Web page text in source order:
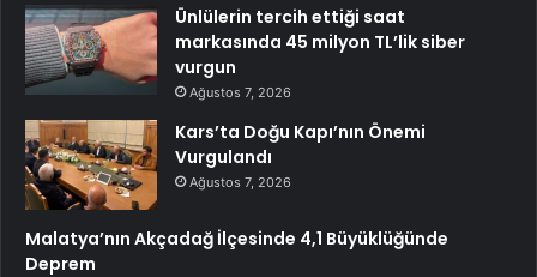
Ünlülerin tercih ettiği saat
markasında 45 milyon TL’lik siber
vurgun
Ağustos 7, 2026
Kars’ta Doğu Kapı’nın Önemi
Vurgulandı
Ağustos 7, 2026
Malatya’nın Akçadağ İlçesinde 4,1 Büyüklüğünde
Deprem